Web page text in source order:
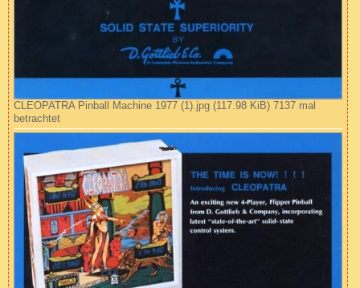
CLEOPATRA Pinball Machine 1977 (1).jpg (117.98 KiB) 7137 mal
betrachtet